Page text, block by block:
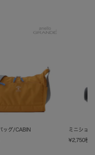
ッグ/CABIN ミニショ
¥2,750税込